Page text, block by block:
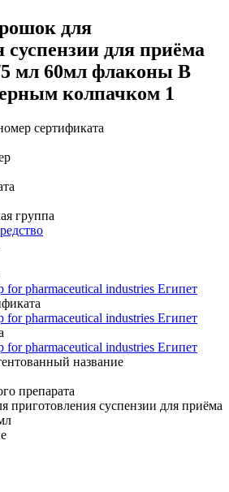
для
суспензии для приёма
5 мл 60мл флаконы В
колпачком 1
сертификата
группа
for pharmaceutical industries Египет
for pharmaceutical industries Египет
for pharmaceutical industries Египет
название
препарата
приготовления суспензии для приёма